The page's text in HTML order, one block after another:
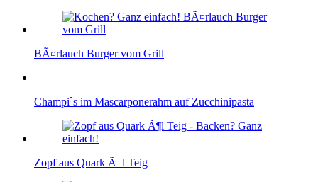
BÃ¤rlauch Burger vom Grill
Champi`s im Mascarponerahm auf Zucchinipasta
Zopf aus Quark Ã–l Teig